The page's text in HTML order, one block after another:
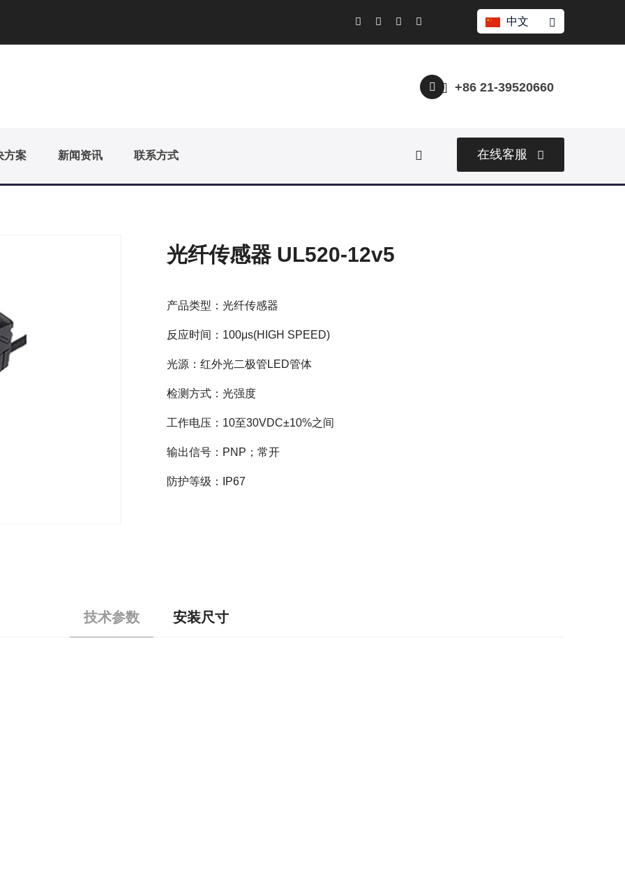
中文
+86 21-39520660
方案 新闻资讯 联系方式 在线客服
光纤传感器 UL520-12v5
产品类型：光纤传感器
反应时间：100μs(HIGH SPEED)
光源：红外光二极管LED管体
检测方式：光强度
工作电压：10至30VDC±10%之间
输出信号：PNP；常开
防护等级：IP67
技术参数 安装尺寸